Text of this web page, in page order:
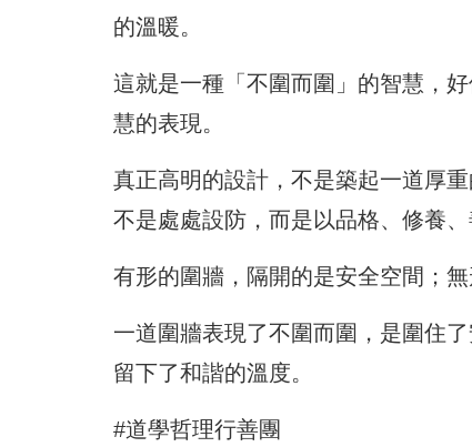
的溫暖。
這就是一種「不圍而圍」的智慧，
慧的表現。
真正高明的設計，不是築起一道厚
不是處處設防，而是以品格、修養
有形的圍牆，隔開的是安全空間；
一道圍牆表現了不圍而圍，是圍住
留下了和諧的溫度。
#道學哲理行善團